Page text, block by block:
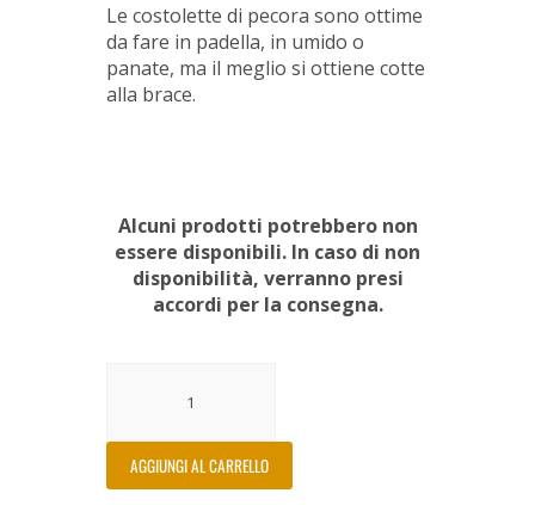
Le costolette di pecora sono ottime
da fare in padella, in umido o
panate, ma il meglio si ottiene cotte
alla brace.
Alcuni prodotti potrebbero non
essere disponibili. In caso di non
disponibilità, verranno presi
accordi per la consegna.
AGGIUNGI AL CARRELLO